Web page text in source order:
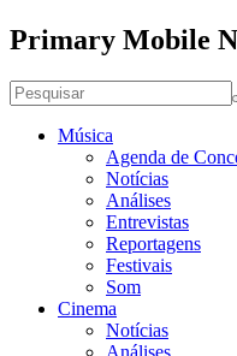
Primary Mobile
Música
Agenda de
Notícias
Análises
Entrevistas
Reportagens
Festivais
Som
Cinema
Notícias
Análises